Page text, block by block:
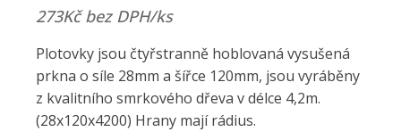
273Kč bez DPH/ks
Plotovky jsou čtyřstranně hoblovaná vysušená
prkna o síle 28mm a šířce 120mm, jsou vyráběny
z kvalitního smrkového dřeva v délce 4,2m.
(28x120x4200) Hrany mají rádius.